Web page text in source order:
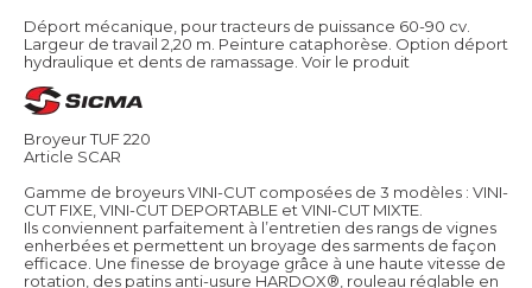
Déport mécanique, pour tracteurs de puissance 60-90 cv.
Largeur de travail 2,20 m. Peinture cataphorèse. Option déport
hydraulique et dents de ramassage. Voir le produit
Broyeur TUF 220
Article SCAR
Gamme de broyeurs VINI-CUT composées de 3 modèles : VINI-
CUT FIXE, VINI-CUT DEPORTABLE et VINI-CUT MIXTE.
Ils conviennent parfaitement à l’entretien des rangs de vignes
enherbées et permettent un broyage des sarments de façon
efficace. Une finesse de broyage grâce à une haute vitesse de
rotation, des patins anti-usure HARDOX®, rouleau réglable en